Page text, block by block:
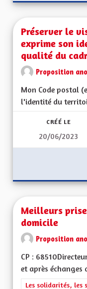
Préserver le
exprime son
qualité du
Proposition
Mon Code postal
l'identité du
CRÉÉ LE
20/06/2023
Meilleurs
domicile
Proposition
CP :
et après échanges
Filtrer les
Les solidarités,